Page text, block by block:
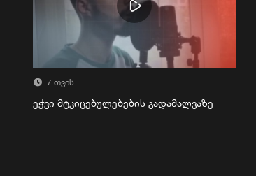
7 თვის
ეჭვი მტკიცებულებების გადამალვაზე